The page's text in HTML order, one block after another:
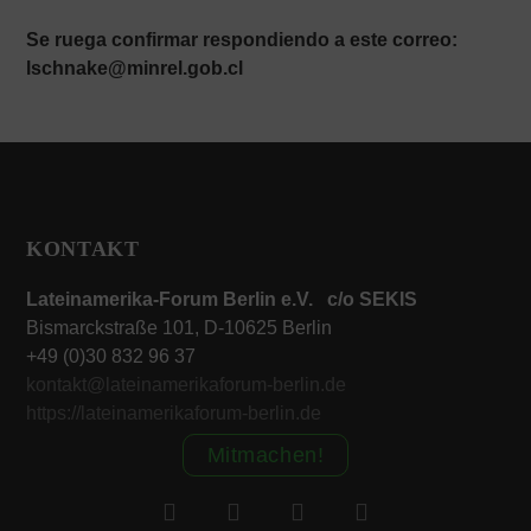
Se ruega confirmar respondiendo a este correo:
lschnake@minrel.gob.cl
KONTAKT
Lateinamerika-Forum Berlin e.V. c/o SEKIS
Bismarckstraße 101, D-10625 Berlin
+49 (0)30 832 96 37
kontakt@lateinamerikaforum-berlin.de
https://lateinamerikaforum-berlin.de
Mitmachen!